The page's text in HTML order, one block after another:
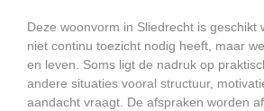
Deze woonvorm in Sliedrecht is geschikt
niet continu toezicht nodig heeft, maar
en leven. Soms ligt de nadruk op
andere situaties vooral structuur,
aandacht vraagt. De afspraken worden